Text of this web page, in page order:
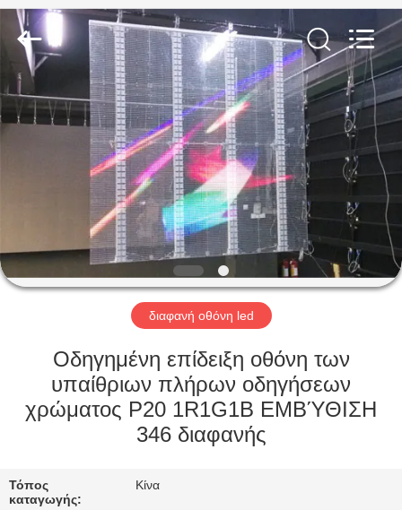
ΣΠΊΤΙ
ΠΡΟΪΌΝΤΑ
ΒΊΝΤΕΟ
ΣΧΕΤΙΚΆ
ΜΕ
ΕΠΙΣΚΕΨΉ
ΕΡΓΟΣΤΑΣΊΟΥ
ΠΟΙΌΤΗΤΑΣ
Weigu
Electronic
Technology
Co.,
Rights
Reserved.
διαφανή οθόνη led
Οδηγημένη επίδειξη οθόνη των
υπαίθριων πλήρων οδηγήσεων
χρώματος P20 1R1G1B ΕΜΒΎΘΙΣΗ
346 διαφανής
Τόπος
καταγωγής:
Κίνα